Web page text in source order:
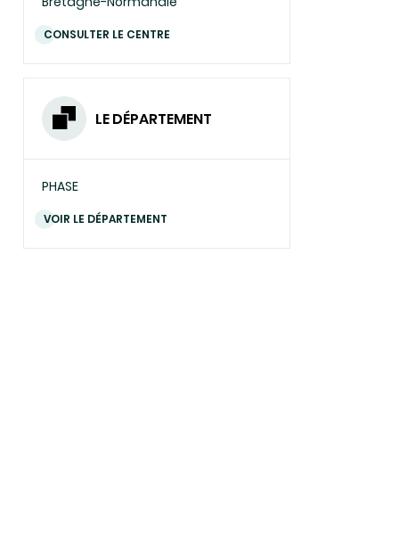
CONSULTER LE CENTRE
LE DÉPARTEMENT
PHASE
VOIR LE DÉPARTEMENT